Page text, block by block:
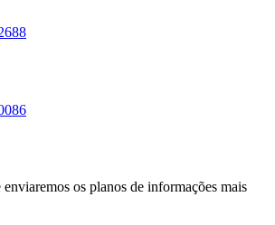
os planos de informações mais